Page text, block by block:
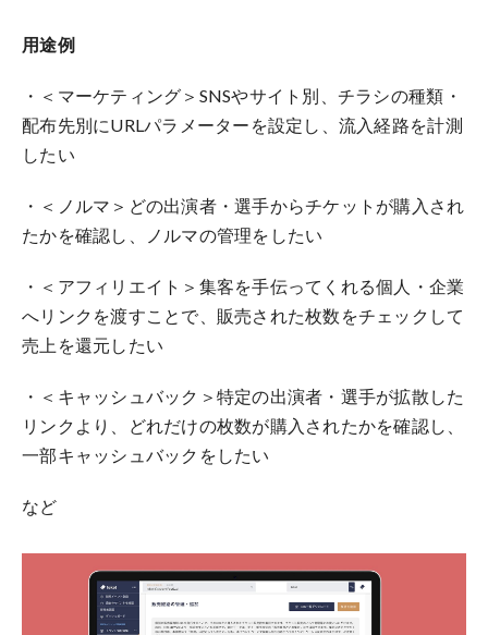
用途例
・＜マーケティング＞SNSやサイト別、 チラシの種類・
配布先別にURLパラメーターを設定し、流入経路を計測
したい
・＜ノルマ＞どの出演者・選手からチケットが購入され
たかを確認し、ノルマの管理をしたい
・＜アフィリエイト＞集客を手伝ってくれる個人・企業
へリンクを渡すことで、販売された枚数をチェックして
売上を還元したい
・＜キャッシュバック＞特定の出演者・選手が拡散した
リンクより、どれだけの枚数が購入されたかを確認し、
一部キャッシュバックをしたい
など